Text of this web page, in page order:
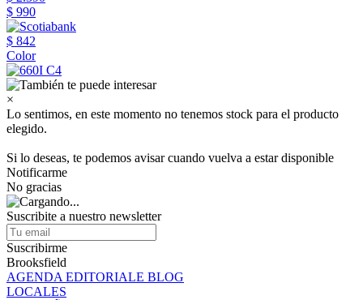
$ 990
$ 842
Color
×
Lo sentimos, en este momento no tenemos stock para el producto
elegido.
Si lo deseas, te podemos avisar cuando vuelva a estar disponible
Notificarme
No gracias
Suscribite a nuestro newsletter
Suscribirme
Brooksfield
AGENDA EDITORIALE BLOG
LOCALES